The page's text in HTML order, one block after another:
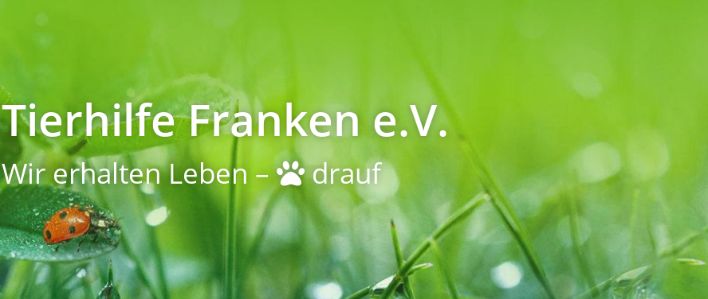
Tierhilfe Franken e.V.
Wir erhalten Leben – drauf